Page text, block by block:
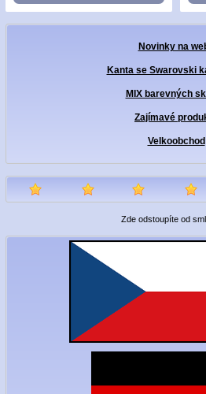
Novinky na
Kanta se Swarovski
MIX barevných
Zajímavé
Velkoobchod
Zde odstoupíte od